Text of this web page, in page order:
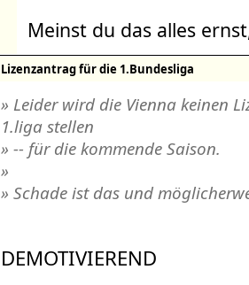
Meinst du das alles
Lizenzantrag für die 1.Bundesliga
» Leider wird die Vienna keinen
1.liga stellen
» -- für die kommende Saison.
»
» Schade ist das und
DEMOTIVIEREND